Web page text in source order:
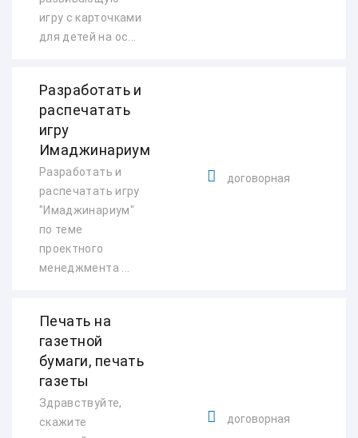
игру с карточками
для детей на ос...
Разработать и
распечатать
игру
Имаджинариум
Разработать и
распечатать игру
"Имаджинариум"
по теме
проектного
менеджмента ...
договорная
Печать на
газетной
бумаги, печать
газеты
Здравствуйте,
скажите
договорная